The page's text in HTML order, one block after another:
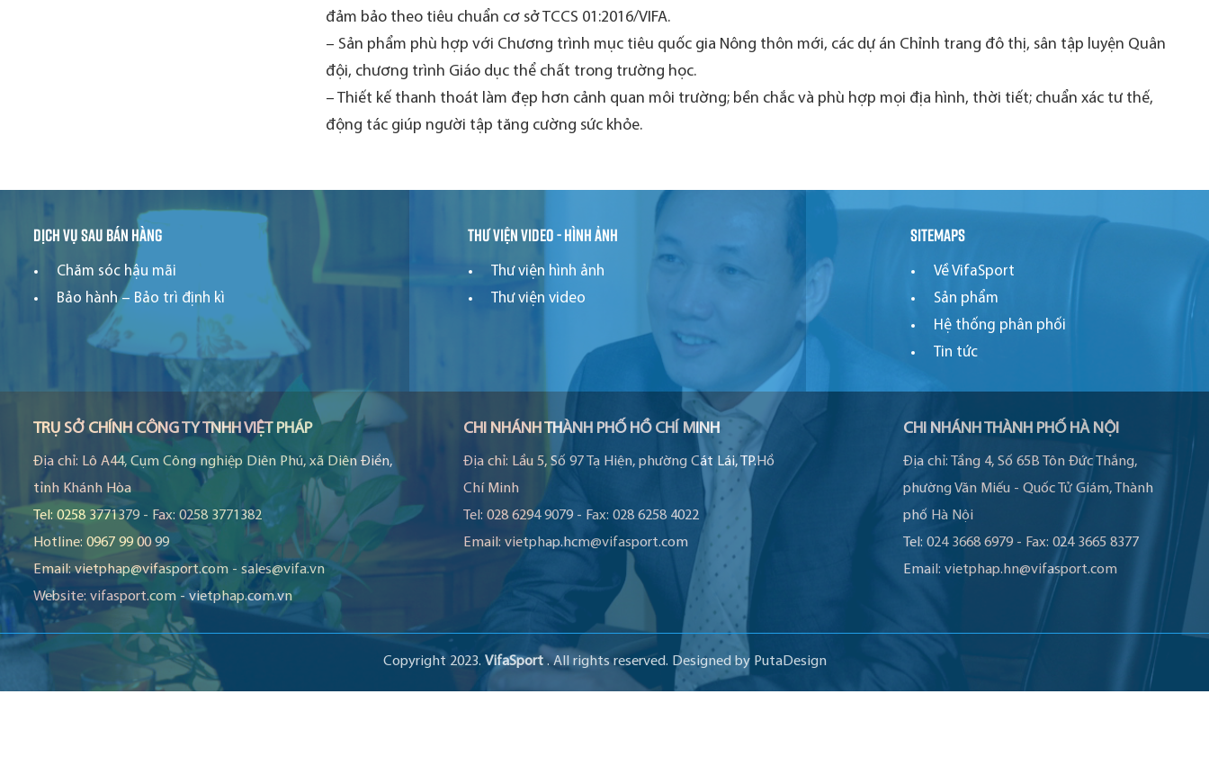
đảm bảo theo tiêu chuẩn cơ sở TCCS 01:2016/VIFA.
– Sản phẩm phù hợp với Chương trình mục tiêu quốc gia Nông thôn mới, các dự án Chỉnh trang đô thị, sân tập luyện Quân
đội, chương trình Giáo dục thể chất trong trường học.
– Thiết kế thanh thoát làm đẹp hơn cảnh quan môi trường; bền chắc và phù hợp mọi địa hình, thời tiết; chuẩn xác tư thế,
động tác giúp người tập tăng cường sức khỏe.
Dịch vụ sau bán hàng
Chăm sóc hậu mãi
Bảo hành – Bảo trì định kì
Thư viện video - hình ảnh
Thư viện hình ảnh
Thư viện video
Sitemaps
Về VifaSport
Sản phẩm
Hệ thống phân phối
Tin tức
TRỤ SỞ CHÍNH CÔNG TY TNHH VIỆT PHÁP
Địa chỉ: Lô A44, Cụm Công nghiệp Diên Phú, xã Diên Điền,
tỉnh Khánh Hòa
Tel: 0258 3771379 - Fax: 0258 3771382
Hotline: 0967 99 00 99
Email:vietphap@vifasport.com - sales@vifa.vn
Website: vifasport.com -vietphap.com.vn
CHI NHÁNH THÀNH PHỐ HỒ CHÍ MINH
Địa chỉ: Lầu 5, Số 97 Tạ Hiện, phường Cát Lái, TP.Hồ
Chí Minh
Tel:028 6294 9079 - Fax:028 6258 4022
Email:vietphap.hcm@vifasport.com
CHI NHÁNH THÀNH PHỐ HÀ NỘI
Địa chỉ:
Tầng 4, Số 65B Tôn Đức Thắng,
phường Văn Miếu - Quốc Tử Giám, Thành
phố Hà Nội
Tel: 024 3668 6979- Fax: 024 3665 8377
Email: vietphap.hn@vifasport.com
Copyright 2023. VifaSport. All rights reserved. Designed by PutaDesign